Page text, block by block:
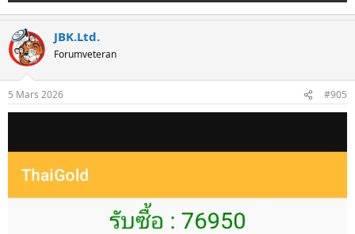
JBK.Ltd.
Forumveteran
5 Mars 2026 #905